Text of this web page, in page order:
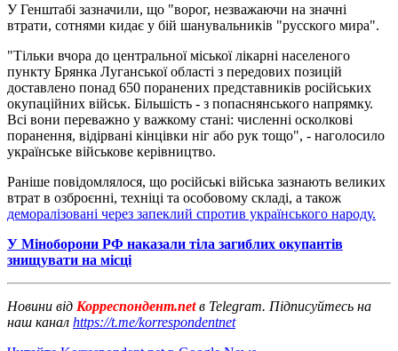
У Генштабі зазначили, що "ворог, незважаючи на значні
втрати, сотнями кидає у бій шанувальників "русского мира".
"Тільки вчора до центральної міської лікарні населеного
пункту Брянка Луганської області з передових позицій
доставлено понад 650 поранених представників російських
окупаційних військ. Більшість - з попаснянського напрямку.
Всі вони переважно у важкому стані: численні осколкові
поранення, відірвані кінцівки ніг або рук тощо", - наголосило
українське військове керівництво.
Раніше повідомлялося, що російські війська зазнають великих
втрат в озброєнні, техніці та особовому складі, а також
деморалізовані через запеклий спротив українського народу.
У Міноборони РФ наказали тіла загиблих окупантів
знищувати на місці
Новини від Корреспондент.netв Telegram. Підписуйтесь на
наш канал https://t.me/korrespondentnet